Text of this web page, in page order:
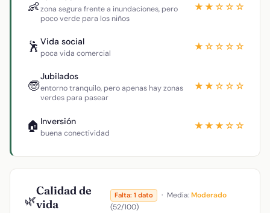
👶zona segura frente a inundaciones, pero
poco verde para los niños
★★☆☆☆
🕺 Vida social
poca vida comercial
★☆☆☆☆
🧓
Jubilados
entorno tranquilo, pero apenas hay zonas
verdes para pasear
★★☆☆☆
🏠 Inversión
buena conectividad
★★★☆☆
🌿
Calidad de
vida
Falta: 1 dato · Media:Moderado
(52/100)